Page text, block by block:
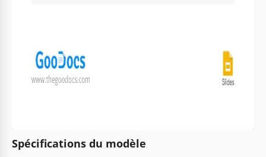
Spécifications du modèle